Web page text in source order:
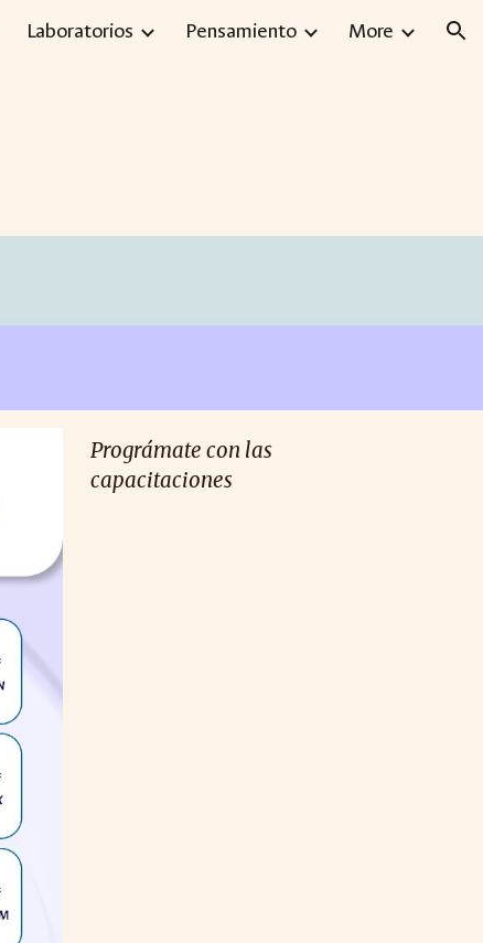
Laboratorios Pensamiento More
Prográmate con las
capacitaciones